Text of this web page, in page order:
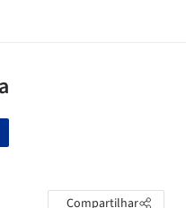
Compartilhar